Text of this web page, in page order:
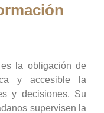
es la obligación de
y accesible la
y decisiones. Su
supervisen la